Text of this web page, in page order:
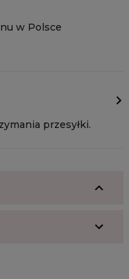
w Polsce
przesyłki.